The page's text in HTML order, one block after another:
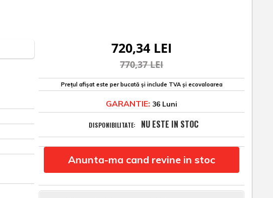
720,34 LEI
770,37 LEI
Prețul afișat este per bucată și include TVA și ecovaloarea
GARANTIE: 36 Luni
DISPONIBILITATE: NU ESTE IN STOC
Anunta-ma cand revine in stoc